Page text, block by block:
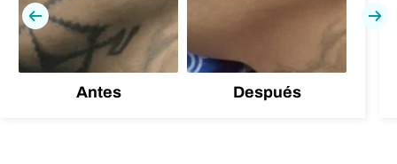
Antes Después
Previa